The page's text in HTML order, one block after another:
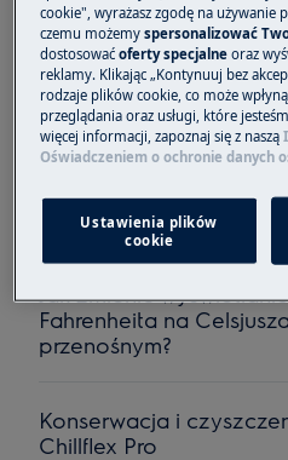
Eksploatacja
(filtry, skropliny,
przygotować po
Klimatyzator nie
odprowadzane
Jak zmienić
Fahrenheita na
przenośnym?
Konserwacja i
Chillflex Pro
cookie", wyrażasz zgodę na używanie
czemu możemyspersonalizować
dostosowaćoferty specjalne oraz
reklamy. Klikając „Kontynuuj bez
rodzaje plików cookie, co może
przeglądania oraz usługi, które
więcej informacji, zapoznaj się z naszą
Oświadczeniem o ochronie danych
Ustawienia plików
cookie